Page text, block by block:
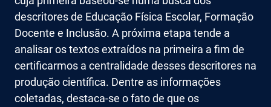
descritores de Educação Física Escolar, Formação
Docente e Inclusão. A próxima etapa tende a
analisar os textos extraídos na primeira a fim de
certificarmos a centralidade desses descritores na
produção científica. Dentre as informações
coletadas, destaca-se o fato de que os